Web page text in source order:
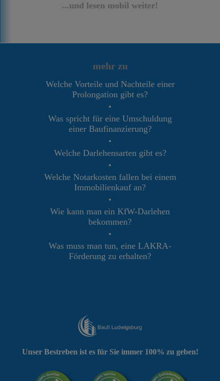
...und lesen mobil weiter!
mehr zu
Welche Vorteile und Nachteile einer
Prolongation gibt es?
•
Was spricht für eine Umschuldung
einer Baufinanzierung?
•
Welche Darlehensarten gibt es?
•
Welche Notarkosten fallen bei einem
Immobilienkauf an?
•
Wie kann man ein KfW-Darlehen
bekommen?
•
Was muss man tun, eine LAKRA-
Förderung zu erhalten?
Unser Bestreben ist es für Sie immer 100% zu geben!